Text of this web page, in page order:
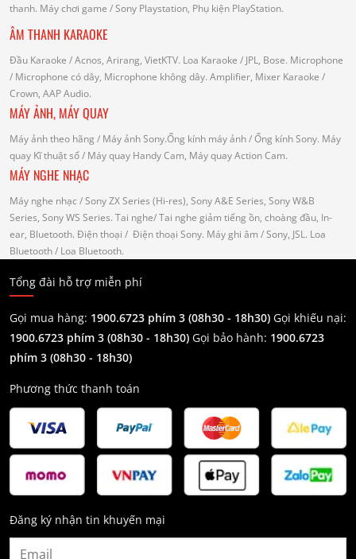
thanh. Máy chơi game / Sony Playstation, Phụ kiện PlayStation.
ÂM THANH KARAOKE
Đầu Karaoke / Acnos, Arirang, VietKTV. Loa Karaoke / JPL, Bose. Microphone
/ Microphone có dây, Microphone không dây. Amplifier, Mixer Karaoke /
Crown, AAP Audio.
MÁY ẢNH, MÁY QUAY
Máy ảnh theo hãng / Máy ảnh Sony.Ống kính máy ảnh / Ống kính Sony. Máy
quay Kĩ thuật số/ Máy quay Handy Cam, Máy quay Action Cam.
MÁY NGHE NHẠC
Máy nghe nhạc / Sony ZX Series (Hi-res), Sony A&E Series, Sony W&B
Series, Sony WS Series. Tai nghe/ Tai nghe giảm tiếng ồn, choàng đầu, In-
ear, Bluetooth. Điện thoại / Điện thoại Sony. Máy ghi âm / Sony, JSL. Loa
Bluetooth/ Loa Bluetooth.
Tổng đài hỗ trợ miễn phí
Gọi mua hàng: 1900.6723 phím 3 (08h30 - 18h30) Gọi khiếu nại:
1900.6723 phím 3 (08h30 - 18h30) Gọi bảo hành: 1900.6723
phím 3 (08h30 - 18h30)
Phương thức thanh toán
Đăng ký nhận tin khuyến mại